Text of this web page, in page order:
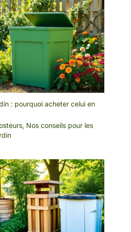
: pourquoi acheter celui en
, Nos conseils pour les